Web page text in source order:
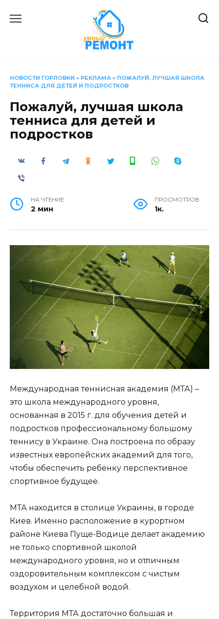
НОВОСТИ ГОРЛОВКИ » РЕКЛАМА » ПОЖАЛУЙ, ЛУЧШАЯ ШКОЛА
ТЕННИСА ДЛЯ ДЕТЕЙ И ПОДРОСТКОВ
Пожалуй, лучшая школа
тенниса для детей и
подростков
НА ЧТЕНИЕ
2 мин
ПРОСМОТРОВ
1к.
Международная теннисная академия (МТА) –
это школа международного уровня,
основанная в 2015 г. для обучения детей и
подростков профессиональному большому
теннису в Украине. Она построена по образу
известных европейских академий для того,
чтобы обеспечить ребёнку перспективное
спортивное будущее.
МТА находится в столице Украины, в городе
Киев. Именно расположение в курортном
районе Киева Пуще-Водице делает академию
не только спортивной школой
международного уровня, но и отличным
оздоровительным комплексом с чистым
воздухом и целебной водой.
Территория МТА достаточно большая и